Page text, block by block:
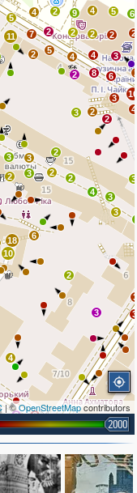
10
18 6
2
4
8
2
2
3
3
3 3
3
2
6
5
4
2
2
2
4 3
6
3
4
2
3
3
4
2
2
2
3
2
3
3
3 2
2 8
4
5
2
2
7
11
5
4
9
2
| ©OpenStreetMapcontributors
2000